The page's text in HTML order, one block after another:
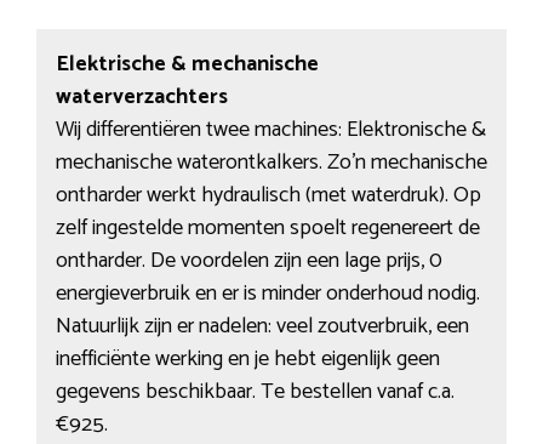
Elektrische & mechanische
waterverzachters
Wij differentiëren twee machines: Elektronische &
mechanische waterontkalkers. Zo’n mechanische
ontharder werkt hydraulisch (met waterdruk). Op
zelf ingestelde momenten spoelt regenereert de
ontharder. De voordelen zijn een lage prijs, 0
energieverbruik en er is minder onderhoud nodig.
Natuurlijk zijn er nadelen: veel zoutverbruik, een
inefficiënte werking en je hebt eigenlijk geen
gegevens beschikbaar. Te bestellen vanaf c.a.
€925.